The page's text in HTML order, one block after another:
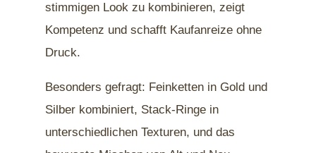
stimmigen Look zu kombinieren, zeigt
Kompetenz und schafft Kaufanreize ohne
Druck.
Besonders gefragt: Feinketten in Gold und
Silber kombiniert, Stack-Ringe in
unterschiedlichen Texturen, und das